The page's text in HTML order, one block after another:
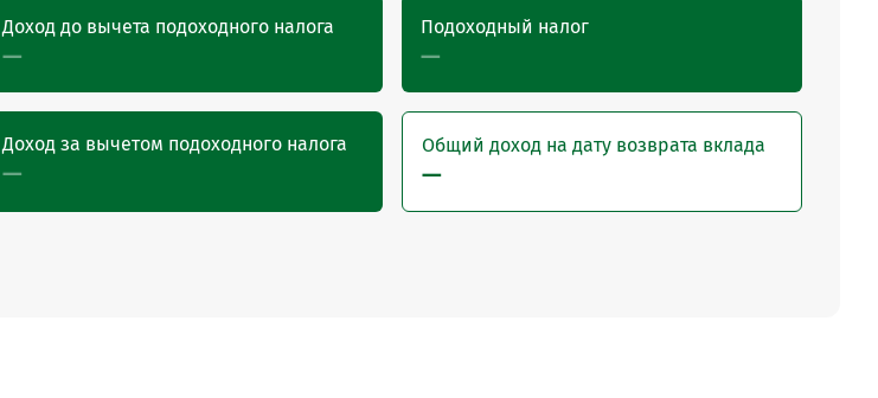
Доход до вычета подоходного налога
—
Подоходный налог
—
Доход за вычетом подоходного налога
—
Общий доход на дату возврата вклада
—